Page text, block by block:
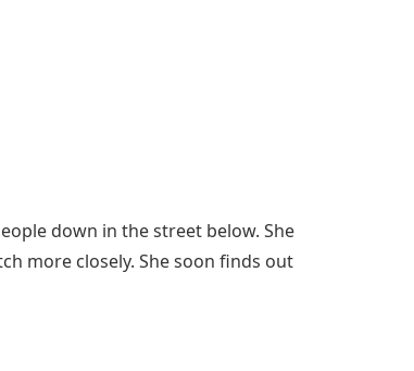
down in the street below. She
more closely. She soon finds out